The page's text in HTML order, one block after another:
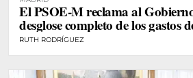
El PSOE-M reclama al
desglose completo de los gastos
RUTH RODRÍGUEZ